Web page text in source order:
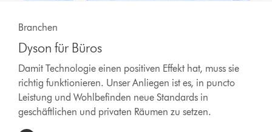
Karussell
mehreren
Folien.
Schaltflächen
„Weiter“
Büros
Technologie
einen
positiven
Effekt
Branchen
Dyson für Büros
Damit Technologie einen positiven Effekt hat, muss sie
richtig funktionieren. Unser Anliegen ist es, in puncto
Leistung und Wohlbefinden neue Standards in
geschäftlichen und privaten Räumen zu setzen.